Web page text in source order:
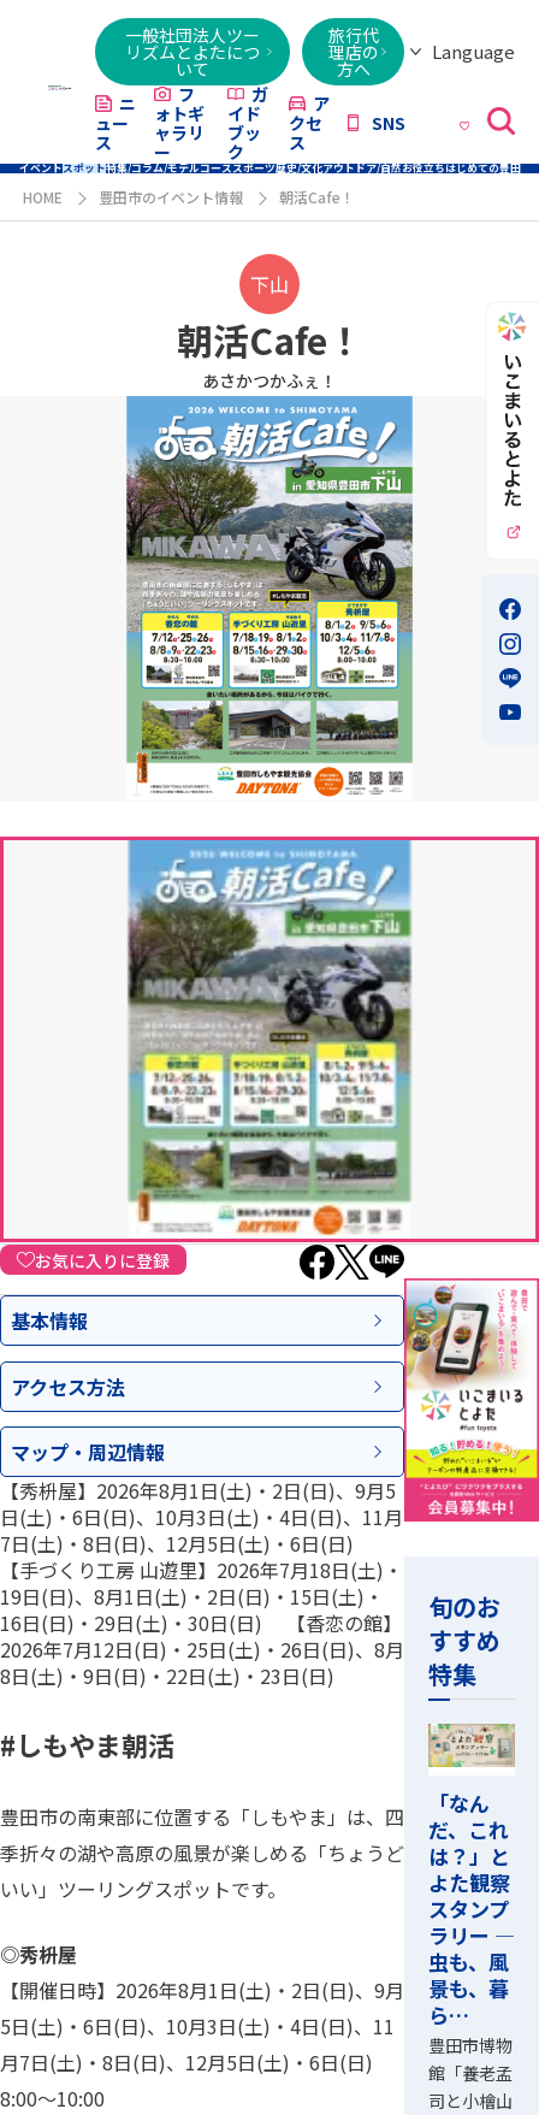
一般社団法人ツー
リズムとよたにつ
いて
旅行代
理店の
方へ
Language
Việt
ニ
ュー
ス
フ
ォトギ
ャラリ
ー
ガ
イド
ブッ
ク
ア
クセ
ス
SNS
イベントスポット特集/コラム/モデルコーススポーツ歴史/文化アウトドア/自然お役立ちはじめての豊田
HOME 豊田市のイベント情報 朝活Cafe！
下山
朝活Cafe！
あさかつかふぇ！
お気に入りに登録
基本情報
アクセス方法
マップ・ 周辺情報
【秀枡屋】2026年8月1日(土)・2日(日)、9月5
日(土)・6日(日)、10月3日(土)・4日(日)、11月
7日(土)・8日(日)、12月5日(土)・6日(日)
【手づくり工房 山遊里】2026年7月18日(土)・
19日(日)、8月1日(土)・2日(日)・15日(土)・
16日(日)・29日(土)・30日(日) 【香恋の館】
2026年7月12日(日)・25日(土)・26日(日)、8月
8日(土)・9日(日)・22日(土)・23日(日)
#しもやま朝活
豊田市の南東部に位置する「しもやま」は、四
季折々の湖や高原の風景が楽しめる「ちょうど
いい」ツーリングスポットです。
◎秀枡屋
【開催日時】2026年8月1日(土)・2日(日)、9月
5日(土)・6日(日)、10月3日(土)・4日(日)、11
月7日(土)・8日(日)、12月5日(土)・6日(日)
8:00～10:00
旬のお
すすめ
特集
「なん
だ、これ
は？」と
よた観察
スタンプ
ラリー ―
虫も、風
景も、暮
ら…
豊田市博物
館「養老孟
司と小檜山